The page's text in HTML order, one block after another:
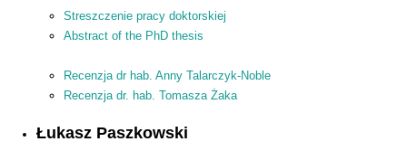
Streszczenie pracy doktorskiej
Abstract of the PhD thesis
Recenzja dr hab. Anny Talarczyk-Noble
Recenzja dr. hab. Tomasza Żaka
Łukasz Paszkowski